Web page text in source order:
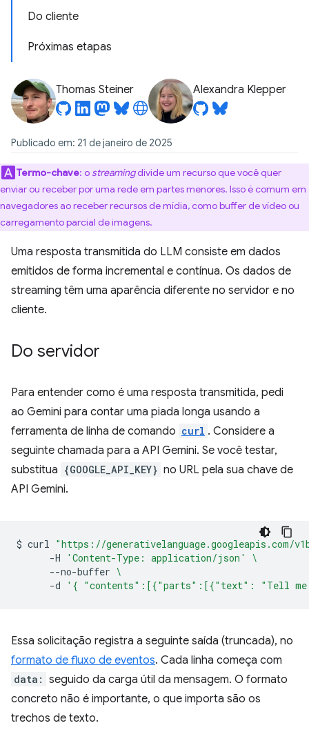
Do cliente
Próximas etapas
Thomas Steiner Alexandra Klepper
Publicado em: 21 de janeiro de 2025
Termo-chave: o streamingdivide um recurso que você quer
enviar ou receber por uma rede em partes menores. Isso é comum em
navegadores ao receber recursos de mídia, como buffer de vídeo ou
carregamento parcial de imagens.
Uma resposta transmitida do LLM consiste em dados
emitidos de forma incremental e contínua. Os dados de
streaming têm uma aparência diferente no servidor e no
cliente.
Do servidor
Para entender como é uma resposta transmitida, pedi
ao Gemini para contar uma piada longa usando a
ferramenta de linha de comando curl . Considere a
seguinte chamada para a API Gemini. Se você testar,
substitua {GOOGLE_API_KEY} no URL pela sua chave de
API Gemini.
$ curl "https://generativelanguage.googleapis.com/
-H
'Content-Type: application/json'
\
--no-buffer \
-d
'{ "contents":[{"parts":[{"text": "Tell
Essa solicitação registra a seguinte saída (truncada), no
formato de fluxo de eventos. Cada linha começa com
data: seguido da carga útil da mensagem. O formato
concreto não é importante, o que importa são os
trechos de texto.